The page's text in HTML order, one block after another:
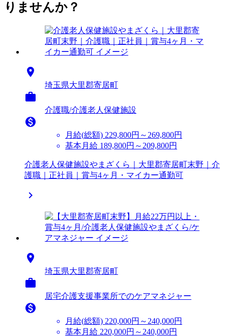
りませんか？

埼玉県大里郡寄居町

介護職/介護老人保健施設

月給(総額) 229,800円～269,800円
基本月給 189,800円～209,800円
介護老人保健施設やまざくら｜大里郡寄居町末野｜介
護職｜正社員｜賞与4ヶ月・マイカー通勤可


埼玉県大里郡寄居町

居宅介護支援事業所でのケアマネジャー

月給(総額) 220,000円～240,000円
基本月給 220,000円～240,000円